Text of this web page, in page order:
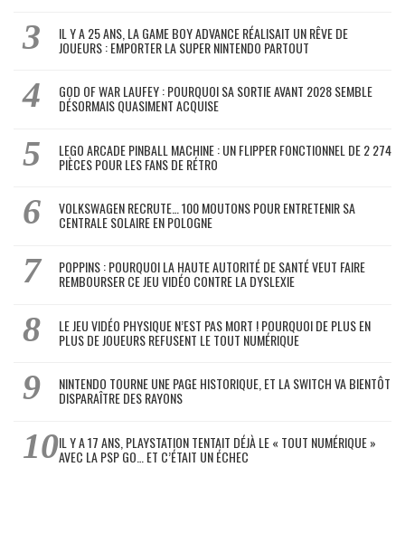
IL Y A 25 ANS, LA GAME BOY ADVANCE RÉALISAIT UN RÊVE DE
JOUEURS : EMPORTER LA SUPER NINTENDO PARTOUT
GOD OF WAR LAUFEY : POURQUOI SA SORTIE AVANT 2028 SEMBLE
DÉSORMAIS QUASIMENT ACQUISE
LEGO ARCADE PINBALL MACHINE : UN FLIPPER FONCTIONNEL DE 2 274
PIÈCES POUR LES FANS DE RÉTRO
VOLKSWAGEN RECRUTE… 100 MOUTONS POUR ENTRETENIR SA
CENTRALE SOLAIRE EN POLOGNE
POPPINS : POURQUOI LA HAUTE AUTORITÉ DE SANTÉ VEUT FAIRE
REMBOURSER CE JEU VIDÉO CONTRE LA DYSLEXIE
LE JEU VIDÉO PHYSIQUE N’EST PAS MORT ! POURQUOI DE PLUS EN
PLUS DE JOUEURS REFUSENT LE TOUT NUMÉRIQUE
NINTENDO TOURNE UNE PAGE HISTORIQUE, ET LA SWITCH VA BIENTÔT
DISPARAÎTRE DES RAYONS
IL Y A 17 ANS, PLAYSTATION TENTAIT DÉJÀ LE « TOUT NUMÉRIQUE »
AVEC LA PSP GO… ET C’ÉTAIT UN ÉCHEC